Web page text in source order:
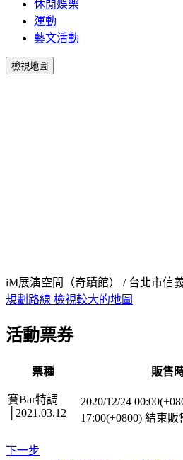
休閒娛樂
運動
藝文活動
檢視地圖
iM展演空間（奇蹟館） / 台北市信
規劃路線 檢視較大的地圖
活動票券
票種 販售
賽Bar特調
│2021.03.12
2020/12/24
17:00(+0800) 結束販
下一步